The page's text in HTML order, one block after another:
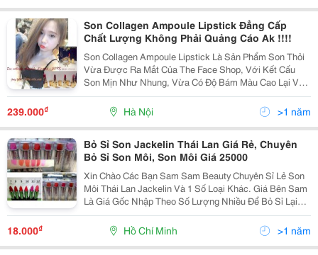
Son Collagen Ampoule Lipstick Đẳng Cấp
Chất Lượng Không Phải Quảng Cáo Ak !!!!
Son Collagen Ampoule Lipstick Là Sản Phẩm Son Thỏi
Vừa Được Ra Mắt Của The Face Shop, Với Kết Cấu
Son Mịn Như Nhung, Vừa Có Độ Bám Màu Cao Lại Vừa
Dưỡng Cho Đôi Môi Của Bạn Không Bị Khô Khi Sử
Dụng, Hứa Hẹn Sẽ Làm Cho Các Tín Đồ Son Môi Cực Kì
239.000₫ Hà Nội >1 năm
Bỏ Sỉ Son Jackelin Thái Lan Giá Rẻ, Chuyên
Bỏ Sỉ Son Môi, Son Môi Giá 25000
Xin Chào Các Bạn Sam Sam Beauty Chuyên Sỉ Lẻ Son
Môi Thái Lan Jackelin Và 1 Số Loại Khác. Giá Bên Sam
Là Giá Gốc Nhập Theo Số Lượng Nhiều Để Bỏ Sỉ Lại
Nên Các Bạn Yên Tâm Nhé. Giá Son Jackelin(Son Gió
18.000₫ Hồ Chí Minh >1 năm